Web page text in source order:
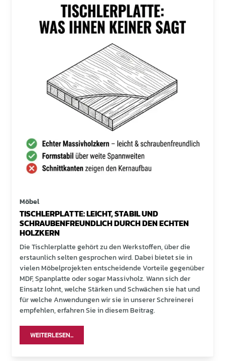
Möbel
TISCHLERPLATTE: LEICHT, STABIL UND
SCHRAUBENFREUNDLICH DURCH DEN ECHTEN
HOLZKERN
Die Tischlerplatte gehört zu den Werkstoffen, über die
erstaunlich selten gesprochen wird. Dabei bietet sie in
vielen Möbelprojekten entscheidende Vorteile gegenüber
MDF, Spanplatte oder sogar Massivholz. Wann sich der
Einsatz lohnt, welche Stärken und Schwächen sie hat und
für welche Anwendungen wir sie in unserer Schreinerei
empfehlen, erfahren Sie in diesem Beitrag.
WEITERLESEN...